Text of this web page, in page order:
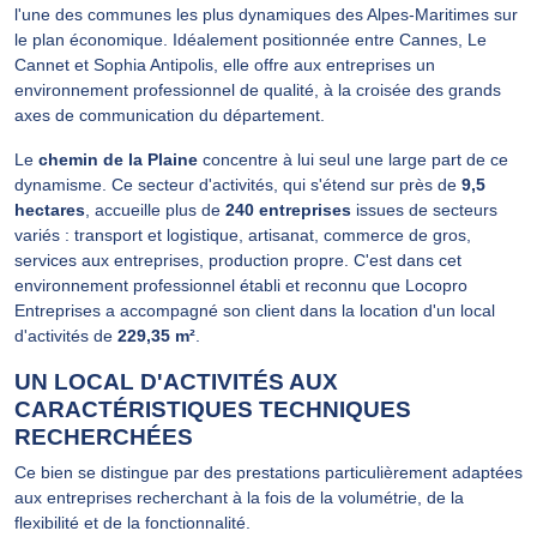
l'une des communes les plus dynamiques des Alpes-Maritimes sur
le plan économique. Idéalement positionnée entre Cannes, Le
Cannet et Sophia Antipolis, elle offre aux entreprises un
environnement professionnel de qualité, à la croisée des grands
axes de communication du département.
Le chemin de la Plaine concentre à lui seul une large part de ce
dynamisme. Ce secteur d'activités, qui s'étend sur près de 9,5
hectares , accueille plus de 240 entreprises issues de secteurs
variés : transport et logistique, artisanat, commerce de gros,
services aux entreprises, production propre. C'est dans cet
environnement professionnel établi et reconnu que Locopro
Entreprises a accompagné son client dans la location d'un local
d'activités de 229,35 m²
UN LOCAL D'ACTIVITÉS AUX
CARACTÉRISTIQUES TECHNIQUES
RECHERCHÉES
Ce bien se distingue par des prestations particulièrement adaptées
aux entreprises recherchant à la fois de la volumétrie, de la
flexibilité et de la fonctionnalité.